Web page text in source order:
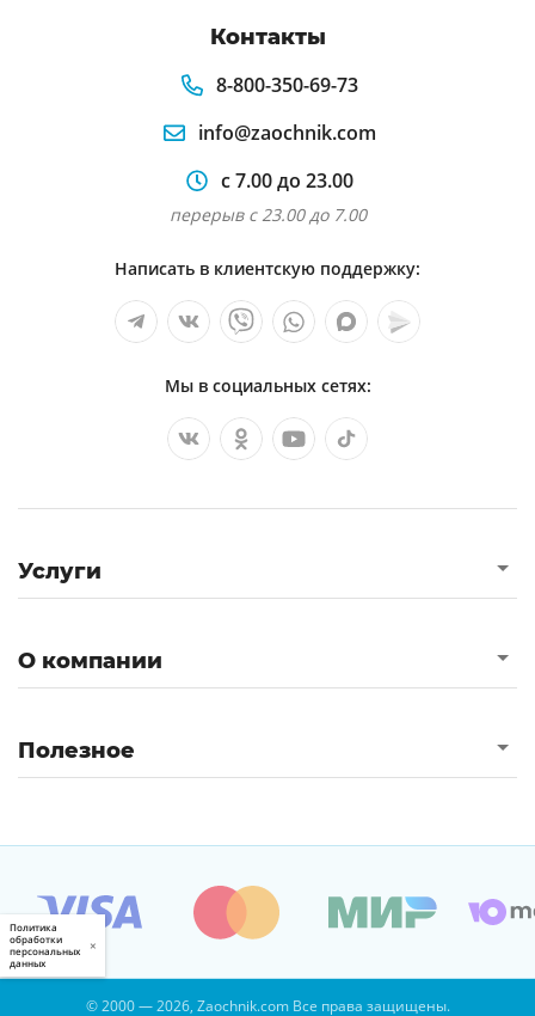
Контакты
8-800-350-69-73
info@zaochnik.com
с 7.00 до 23.00
перерыв с 23.00 до 7.00
Написать в клиентскую поддержку:
Мы в социальных сетях:
Услуги
О компании
Полезное
© 2000 — 2026, Zaochnik.com Все права защищены.
Политика
обработки
персональных
данных
×